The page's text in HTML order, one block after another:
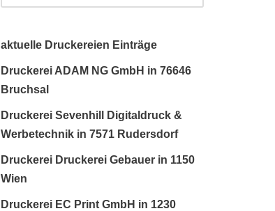
aktuelle Druckereien Einträge
Druckerei ADAM NG GmbH in 76646
Bruchsal
Druckerei Sevenhill Digitaldruck &
Werbetechnik in 7571 Rudersdorf
Druckerei Druckerei Gebauer in 1150
Wien
Druckerei EC Print GmbH in 1230